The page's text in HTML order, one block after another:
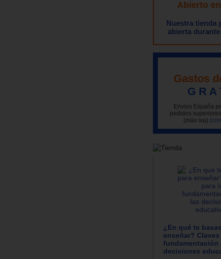
Abierto
Nuestra tienda
abierta
Gastos
G R A
Envíos España
pedidos
(más iva)
¿En qué te
enseñar?
fundamentación
decisiones